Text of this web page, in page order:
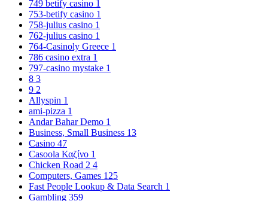
749 betify casino 1
753-betify casino 1
758-julius casino 1
762-julius casino 1
764-Casinoly Greece 1
786 casino extra 1
797-casino mystake 1
8 3
9 2
Allyspin 1
ami-pizza 1
Andar Bahar Demo 1
Business, Small Business 13
Casino 47
Casoola Καζίνο 1
Chicken Road 2 4
Computers, Games 125
Fast People Lookup & Data Search 1
Gambling 359